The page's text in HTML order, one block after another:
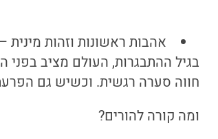
אהבות ראשונות וזהות מינית
בגיל ההתבגרות, העולם מציב בפני
חווה סערה רגשית. וכשיש גם
ומה קורה להורים?